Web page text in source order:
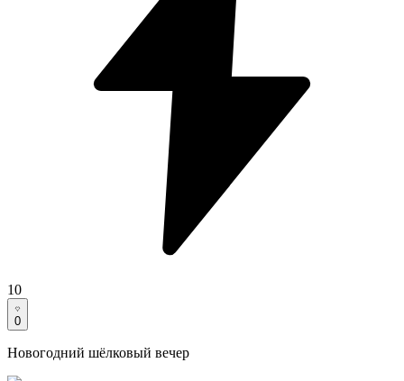
10
0
Новогодний шёлковый вечер